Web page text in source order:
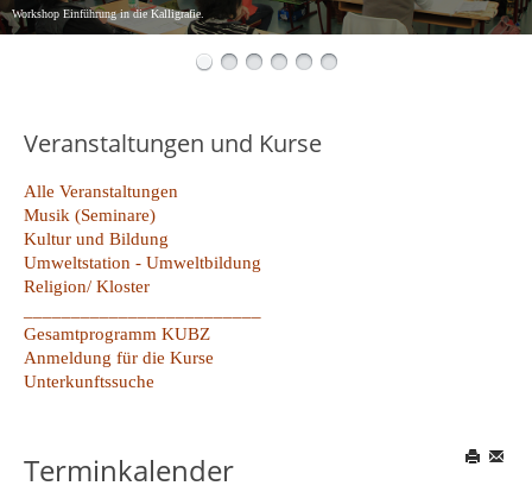
Workshop Einführung in die Kalligrafie.
Veranstaltungen und Kurse
Alle Veranstaltungen
Musik (Seminare)
Kultur und Bildung
Umweltstation - Umweltbildung
Religion/ Kloster
Gesamtprogramm KUBZ
Anmeldung für die Kurse
Unterkunftssuche
Terminkalender